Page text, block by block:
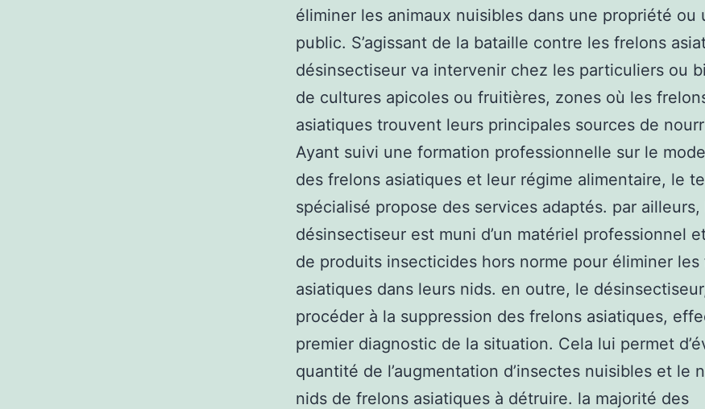
éliminer les animaux nuisibles dans une propriété ou
public. S’agissant de la bataille contre les frelons
désinsectiseur va intervenir chez les particuliers ou
de cultures apicoles ou fruitières, zones où les
asiatiques trouvent leurs principales sources de
Ayant suivi une formation professionnelle sur le
des frelons asiatiques et leur régime alimentaire, le
spécialisé propose des services adaptés. par ailleurs,
désinsectiseur est muni d’un matériel professionnel
de produits insecticides hors norme pour éliminer les
asiatiques dans leurs nids. en outre, le
procéder à la suppression des frelons asiatiques,
premier diagnostic de la situation. Cela lui permet
quantité de l’augmentation d’insectes nuisibles et le
nids de frelons asiatiques à détruire. la majorité des